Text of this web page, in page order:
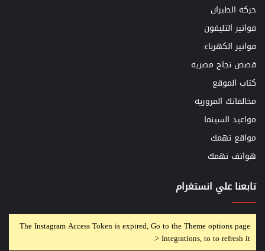
حركه الطيران
فواتير التليفون
فواتير الكهرباء
قصص نجاح مصريه
كتاب الموقع
مخالفاتك المروريه
مواعيد السينما
مواقع تهمك
هواتف تهمك
تابعنا علي انستغرام
The Instagram Access Token is expired, Go to the Theme options page
> Integrations, to to refresh it.